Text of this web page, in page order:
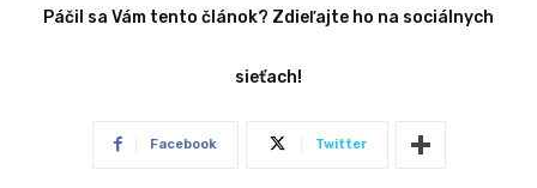
Páčil sa Vám tento článok? Zdieľajte ho na sociálnych
sieťach!
Facebook Twitter